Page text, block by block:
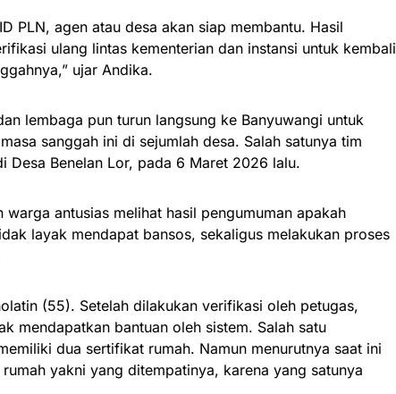
PLN, agen atau desa akan siap membantu. Hasil
ulang lintas kementerian dan instansi untuk kembali
ujar Andika.
lembaga pun turun langsung ke Banyuwangi untuk
sanggah ini di sejumlah desa. Salah satunya tim
Desa Benelan Lor, pada 6 Maret 2026 lalu.
antusias melihat hasil pengumuman apakah
layak mendapat bansos, sekaligus melakukan proses
(55). Setelah dilakukan verifikasi oleh petugas,
mendapatkan bantuan oleh sistem. Salah satu
dua sertifikat rumah. Namun menurutnya saat ini
yakni yang ditempatinya, karena yang satunya